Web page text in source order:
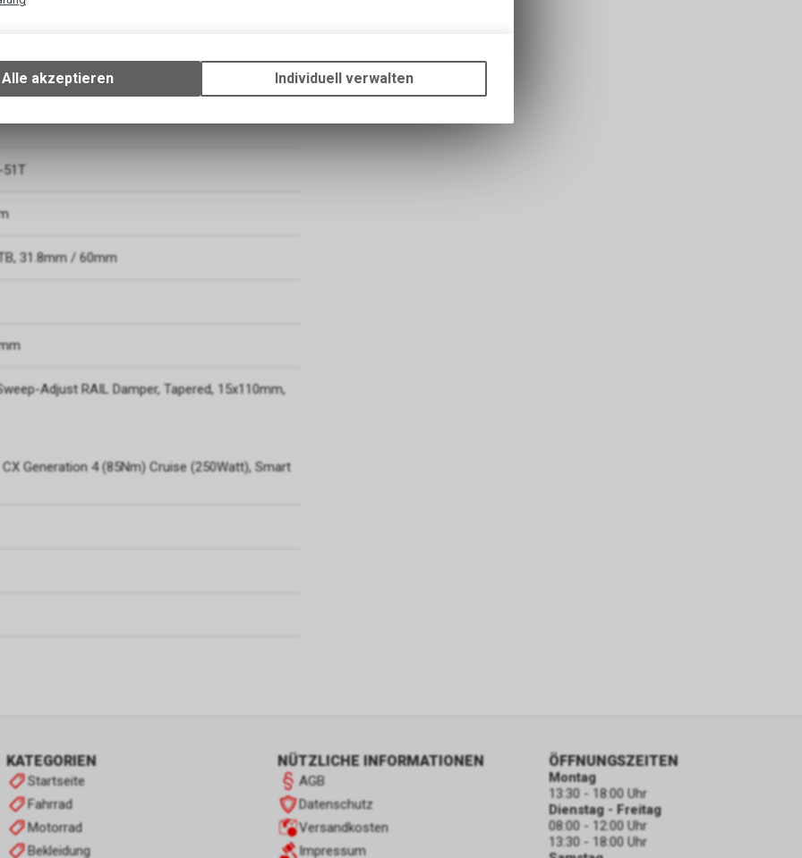
Double Defense, 2.6, Next Gen
B
51T
31.8mm / 60mm
Adjust RAIL Damper, Tapered, 15x110mm,
Generation 4 (85Nm) Cruise (250Watt), Smart
KATEGORIEN
Startseite
Fahrrad
Motorrad
Bekleidung
NÜTZLICHE INFORMATIONEN
AGB
Datenschutz
Versandkosten
Impressum
ÖFFNUNGSZEITEN
Montag
13:30 - 18:00 Uhr
Dienstag - Freitag
08:00 - 12:00 Uhr
13:30 - 18:00 Uhr
Ihrem Gerät, um die grundlegenden Funktionen unseres Online-Angebots, wie die
Verwendung des Warenkorbs, zu ermöglichen. Bitte beachten Sie, dass die
zulassen.
Alle akzeptieren Individuell verwalten